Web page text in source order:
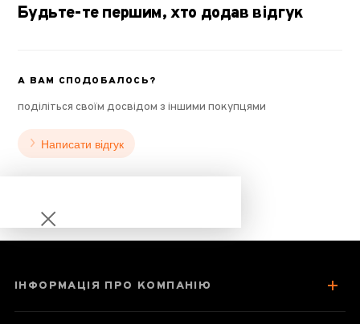
Будьте-те першим, хто додав відгук
А ВАМ СПОДОБАЛОСЬ?
поділіться своїм досвідом з іншими покупцями
Написати відгук
Шило для колки
ІНФОРМАЦІЯ ПРО КОМПАНІЮ